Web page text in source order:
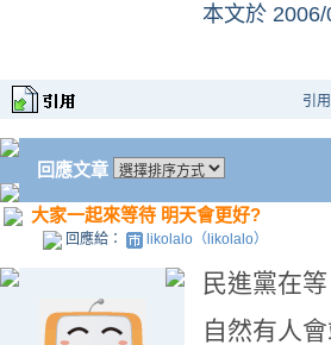
本文於
引
回應文章
大家一起來等待 明天會更好?
回應給： likolalo（likolalo）
民進黨在等
自然有人